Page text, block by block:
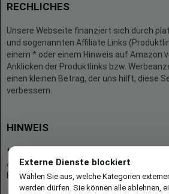
RECHLICHES
Unsere Webseite finanziert sich durch
und sogenannten Affiliate Links
einem * oder einem Hinweis auf Amazon
Anklicken der Produktlinks bzw.
einen kleinen Betrag, der uns hilft, diese
verbessern.
HINWEIS
* = Afilliate-Link (=Werbung)
Als Amazon-Partner verdient der
Käufen.
Externe Dienste blockiert
Wählen Sie aus, welche Kategorien
werden dürfen. Sie können alle ablehnen,